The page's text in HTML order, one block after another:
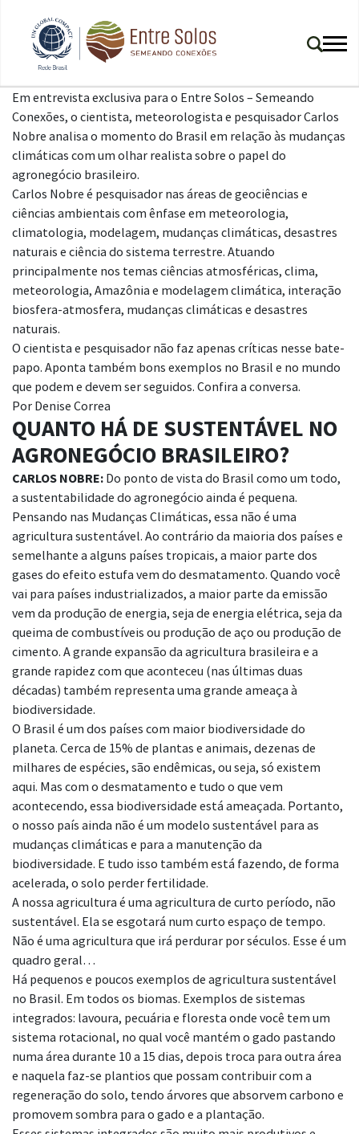
Em entrevista exclusiva para o Entre Solos – Semeando
Conexões, o cientista, meteorologista e pesquisador Carlos
Nobre analisa o momento do Brasil em relação às mudanças
climáticas com um olhar realista sobre o papel do
agronegócio brasileiro.
Carlos Nobre é pesquisador nas áreas de geociências e
ciências ambientais com ênfase em meteorologia,
climatologia, modelagem, mudanças climáticas, desastres
naturais e ciência do sistema terrestre. Atuando
principalmente nos temas ciências atmosféricas, clima,
meteorologia, Amazônia e modelagem climática, interação
biosfera-atmosfera, mudanças climáticas e desastres
naturais.
O cientista e pesquisador não faz apenas críticas nesse bate-
papo. Aponta também bons exemplos no Brasil e no mundo
que podem e devem ser seguidos. Confira a conversa.
Por Denise Correa
QUANTO HÁ DE SUSTENTÁVEL NO
AGRONEGÓCIO BRASILEIRO?
CARLOS NOBRE: Do ponto de vista do Brasil como um todo,
a sustentabilidade do agronegócio ainda é pequena.
Pensando nas Mudanças Climáticas, essa não é uma
agricultura sustentável. Ao contrário da maioria dos países e
semelhante a alguns países tropicais, a maior parte dos
gases do efeito estufa vem do desmatamento. Quando você
vai para países industrializados, a maior parte da emissão
vem da produção de energia, seja de energia elétrica, seja da
queima de combustíveis ou produção de aço ou produção de
cimento. Agrande expansão da agricultura brasileira e a
grande rapidez com que aconteceu (nas últimas duas
décadas) também representa uma grande ameaça à
biodiversidade.
O Brasil é um dos países com maior biodiversidade do
planeta. Cerca de 15% de plantas e animais, dezenas de
milhares de espécies, são endêmicas, ou seja, só existem
aqui. Mas com o desmatamento e tudo o que vem
acontecendo, essa biodiversidade está ameaçada. Portanto,
o nosso país ainda não é um modelo sustentável para as
mudanças climáticas e para a manutenção da
biodiversidade. E tudo isso também está fazendo, de forma
acelerada, o solo perder fertilidade.
A nossa agricultura é uma agricultura de curto período, não
sustentável. Ela se esgotará num curto espaço de tempo.
Não é uma agricultura que irá perdurar por séculos. Esse é um
quadro geral…
Há pequenos e poucos exemplos de agricultura sustentável
no Brasil. Em todos os biomas. Exemplos de sistemas
integrados: lavoura, pecuária e floresta onde você tem um
sistema rotacional, no qual você mantém o gado pastando
numa área durante 10 a 15 dias, depois troca para outra área
e naquela faz-se plantios que possam contribuir com a
regeneração do solo, tendo árvores que absorvem carbono e
promovem sombra para o gado e a plantação.